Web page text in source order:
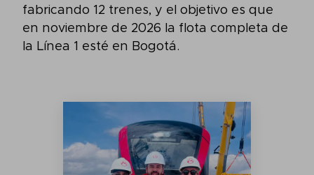
fabricando 12 trenes, y el objetivo es que
en noviembre de 2026 la flota completa de
la Línea 1 esté en Bogotá.